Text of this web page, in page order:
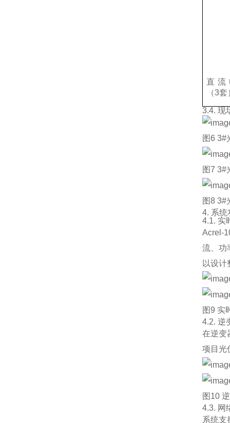
直流
（3
3.4. 现
图6 3#
图7 3#
图8 3#
4. 系统
4.1. 实
Acrel-
流、功
以设
图9 实
4.2. 逆
在逆变
项目光
图10
4.3. 网
系统支